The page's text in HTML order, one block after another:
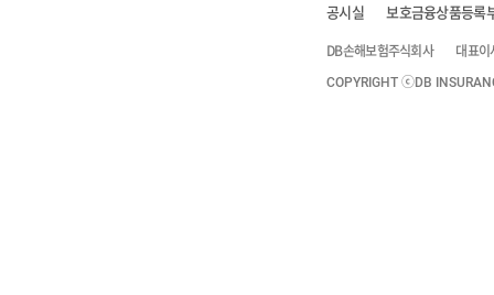
공시실 보호금융상품등록
DB손해보험주식회사 대표이
COPYRIGHT ⓒDB